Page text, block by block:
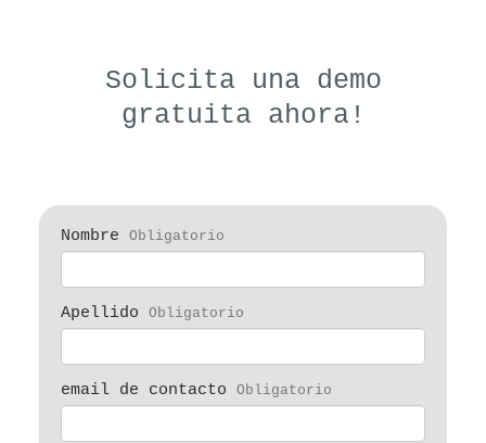
Solicita una demo
gratuita ahora!
Nombre Obligatorio
Apellido Obligatorio
email de contacto Obligatorio